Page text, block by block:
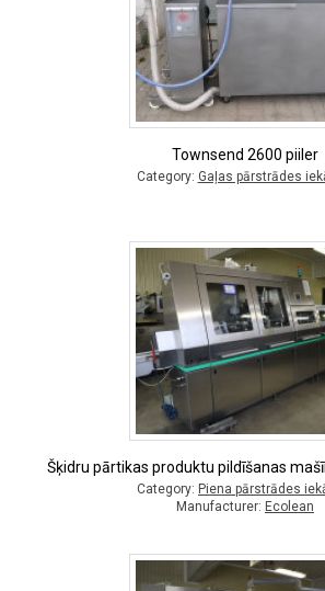
Townsend 2600 piiler
Category: Gaļas pārstrādes
Šķidru pārtikas produktu pildīšanas
Category: Piena pārstrādes
Manufacturer: Ecolean